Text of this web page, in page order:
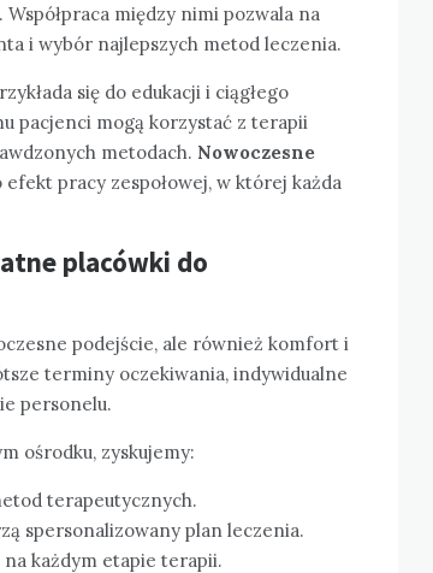
między nimi pozwala na
i wybór najlepszych metod leczenia.
się do edukacji i ciągłego
pacjenci mogą korzystać z terapii
metodach. Nowoczesne
efekt pracy zespołowej, w której każda
placówki do
podejście, ale również komfort i
terminy oczekiwania, indywidualne
personelu.
ośrodku, zyskujemy:
terapeutycznych.
spersonalizowany plan leczenia.
każdym etapie terapii.